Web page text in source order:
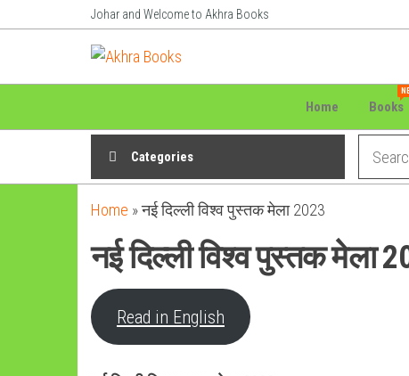
content
Johar and Welcome to Akhra Books
Books
and
and
literature
years.
Home Books
Categories
Home »नई दिल्ली विश्व पुस्तक मेला 2023
नई दिल्ली विश्व पुस्तक मेला
Read in English